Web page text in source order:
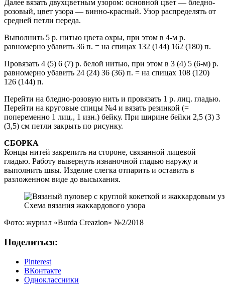
Далее вязать двухцветным узором: основной цвет — бледно-
розовый, цвет узора — винно-красный. Узор распределять от
средней петли переда.
Выполнить 5 р. нитью цвета охры, при этом в 4-м р.
равномерно убавить 36 п. = на спицах 132 (144) 162 (180) п.
Провязать 4 (5) 6 (7) р. белой нитью, при этом в 3 (4) 5 (6-м) р.
равномерно убавить 24 (24) 36 (36) п. = на спицах 108 (120)
126 (144) п.
Перейти на бледно-розовую нить и провязать 1 р. лиц. гладью.
Перейти на круговые спицы №4 и вязать резинкой (=
попеременно 1 лиц., 1 изн.) бейку. При ширине бейки 2,5 (3) 3
(3,5) см петли закрыть по рисунку.
СБОРКА
Концы нитей закрепить на стороне, связанной лицевой
гладью. Работу вывернуть изнаночной гладью наружу и
выполнить швы. Изделие слегка отпарить и оставить в
разложенном виде до высыхания.
Схема вязания жаккардового узора
Фото: журнал «Burda Creazion» №2/2018
Поделиться:
Pinterest
ВКонтакте
Одноклассники